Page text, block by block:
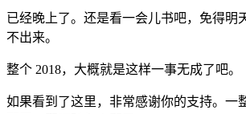
已经晚上了。还是看一会儿书吧，免得明
不出来。
整个 2018，大概就是这样一事无成了吧。
如果看到了这里，非常感谢你的支持。一